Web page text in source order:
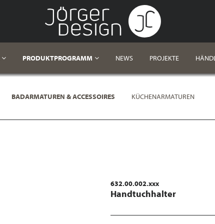
PRODUKTPROGRAMM NEWS PROJEKTE
BADARMATUREN & ACCESSOIRES KÜCHENARMATUREN
632.00.002.xxx
Handtuchhalter